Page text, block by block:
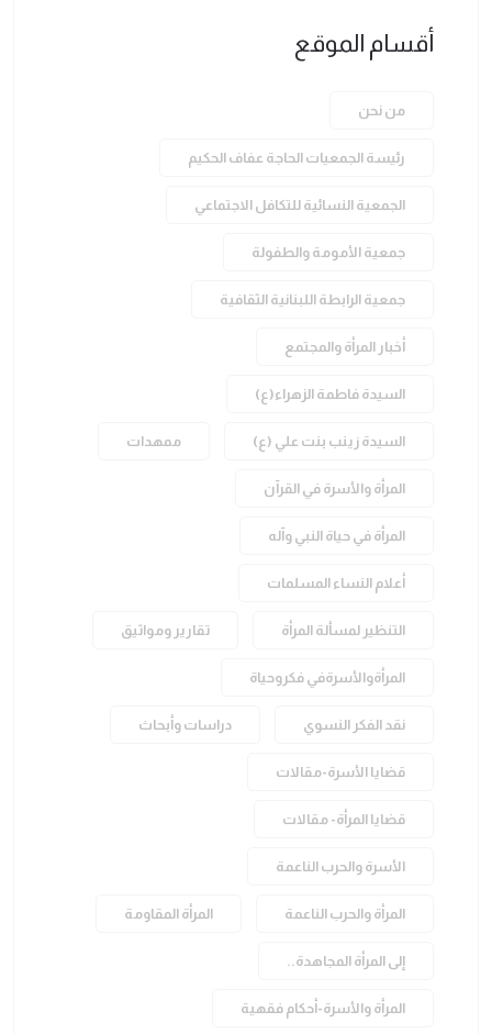
أقسام الموقع
من نحن
رئيسة الجمعيات الحاجة عفاف الحكيم
الجمعية النسائية للتكافل الاجتماعي
جمعية الأمومة والطفولة
جمعية الرابطة اللبنانية الثقافية
أخبار المرأة والمجتمع
السيدة فاطمة الزهراء(ع)
السيدة زينب بنت علي (ع) ممهدات
المرأة والأسرة في القرآن
المرأة في حياة النبي وآله
أعلام النساء المسلمات
التنظير لمسألة المرأة تقارير ومواثيق
المرأةوالأسرةفي فكروحياة
نقد الفكر النسوي دراسات وأبحاث
قضايا الأسرة-مقالات
قضايا المرأة- مقالات
الأسرة والحرب الناعمة
المرأة والحرب الناعمة المرأة المقاومة
إلى المرأة المجاهدة..
المرأة والأسرة-أحكام فقهية